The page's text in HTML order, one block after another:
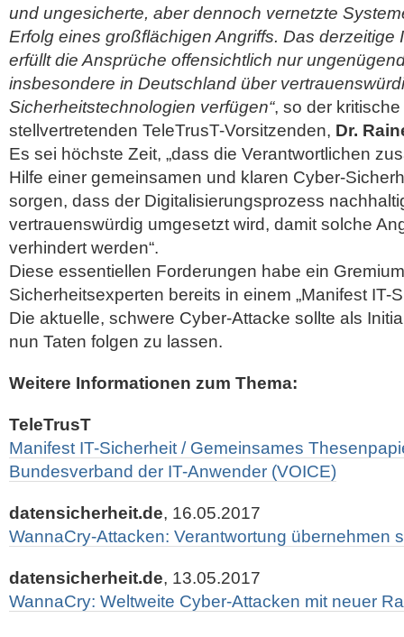
und ungesicherte, aber dennoch vernetzte
Erfolg eines großflächigen Angriffs. Das derzeitige
erfüllt die Ansprüche offensichtlich nur
insbesondere in Deutschland über
Sicherheitstechnologien verfügen“, so der
stellvertretenden TeleTrusT-Vorsitzenden, Dr.
Es sei höchste Zeit, „dass die Verantwortlichen
Hilfe einer gemeinsamen und klaren Cyber-
sorgen, dass der Digitalisierungsprozess
vertrauenswürdig umgesetzt wird, damit solche
verhindert werden“.
Diese essentiellen Forderungen habe ein
Sicherheitsexperten bereits in einem „Manifest IT-
Die aktuelle, schwere Cyber-Attacke sollte als
nun Taten folgen zu lassen.
Weitere Informationen zum Thema:
TeleTrusT
Manifest IT-Sicherheit / Gemeinsames
Bundesverband der IT-Anwender (VOICE)
datensicherheit.de, 16.05.2017
WannaCry-Attacken: Verantwortung übernehmen
datensicherheit.de, 13.05.2017
WannaCry: Weltweite Cyber-Attacken mit neuer